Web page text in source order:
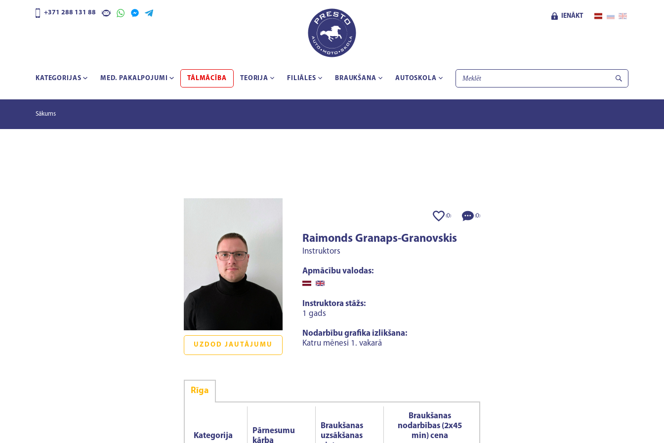
+371 288 131 88
IENĀKT
KATEGORIJAS MED. PAKALPOJUMI TĀLMĀCĪBA TEORIJA FILIĀLES BRAUKŠANA AUTOSKOLA
Sākums
UZDOD JAUTĀJUMU
(0) (0)
Raimonds Granaps-Granovskis
Instruktors
Apmācību valodas:
Instruktora stāžs:
1 gads
Nodarbību grafika izlikšana:
Katru mēnesi 1. vakarā
Rīga
Kategorija
Pārnesumu
kārba
Braukšanas
uzsākšanas
Braukšanas
nodarbības (2x45
min) cena